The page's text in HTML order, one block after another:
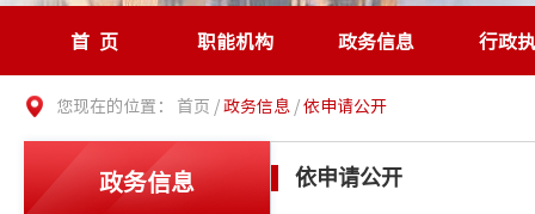
首页 职能机构 政务信息 行政
您现在的位置： 首页 /政务信息 /依申请公开
政务信息 依申请公开